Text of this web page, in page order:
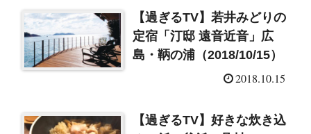
【過ぎるTV】若井みどりの
定宿「汀邸 遠音近音」広
島・鞆の浦（2018/10/15）
2018.10.15
【過ぎるTV】好きな炊き込